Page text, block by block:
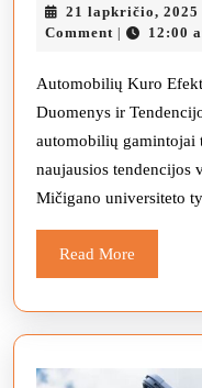
21 lapkričio, 2025
Comment | 12:00
Automobilių Kuro
Duomenys ir
automobilių
naujausios tendencijos
Mičigano universiteto
Read More
More